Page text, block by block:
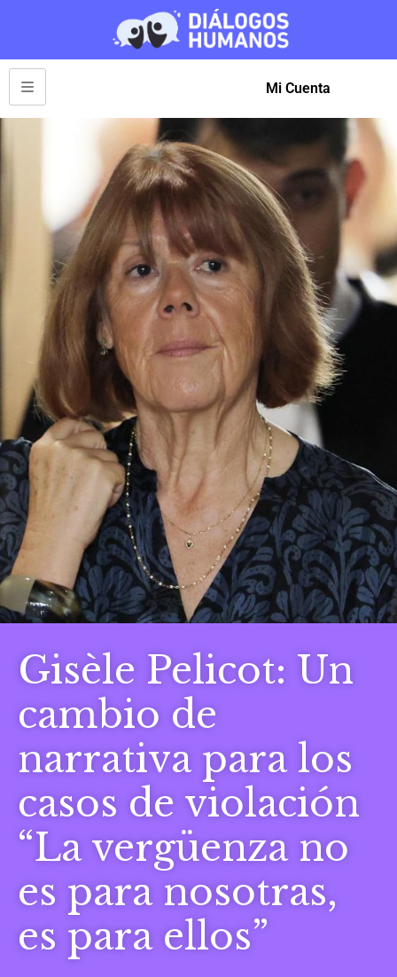
Mi Cuenta
Gisèle Pelicot: Un
cambio de
narrativa para los
casos de violación
“La vergüenza no
es para nosotras,
es para ellos”